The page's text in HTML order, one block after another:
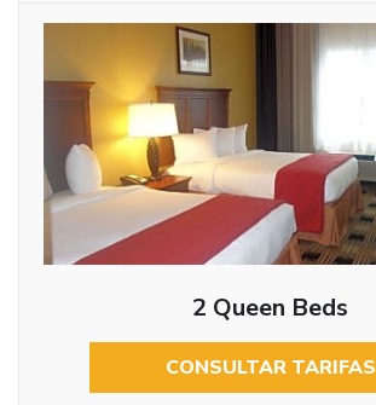
2 Queen Beds
CONSULTAR TARIFAS